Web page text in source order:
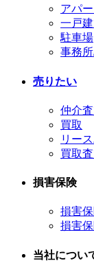
アパ
一戸
駐車場
事務
売りたい
仲介
買取
リー
買取
損害保険
損害
損害
当社につい